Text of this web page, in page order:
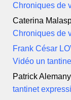
Chroniques de
Caterina
Chroniques de
Frank César
Vidéo un
Patrick Alemany
tantinet